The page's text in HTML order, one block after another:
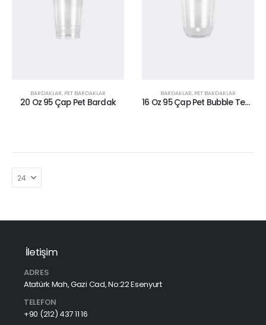
BARDAKLAR, PET BARDAKLAR
20 Oz 95 Çap Pet Bardak
BARDAKLAR, PET BARDAKLAR
16 Oz 95 Çap Pet Bubble Tea Bardak
İletişim
ADRES
Atatürk Mah, Gazi Cad, No:22 Esenyurt
TELEFON
+90 (212) 437 11 16